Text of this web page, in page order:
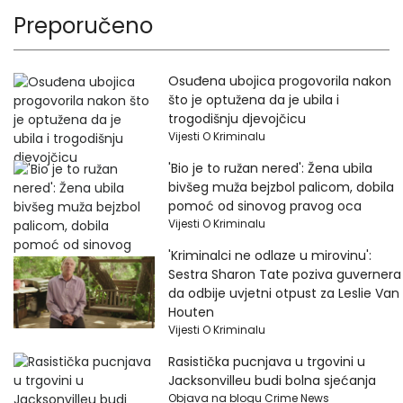
Preporučeno
Osuđena ubojica progovorila nakon
što je optužena da je ubila i
trogodišnju djevojčicu
Vijesti O Kriminalu
'Bio je to ružan nered': Žena ubila
bivšeg muža bejzbol palicom, dobila
pomoć od sinovog pravog oca
Vijesti O Kriminalu
'Kriminalci ne odlaze u mirovinu':
Sestra Sharon Tate poziva guvernera
da odbije uvjetni otpust za Leslie Van
Houten
Vijesti O Kriminalu
Rasistička pucnjava u trgovini u
Jacksonvilleu budi bolna sjećanja
Objava na blogu Crime News